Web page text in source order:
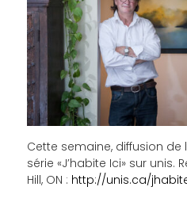
Cette semaine, diffusion de
série «J’habite Ici» sur unis.
Hill, ON : http://unis.ca/